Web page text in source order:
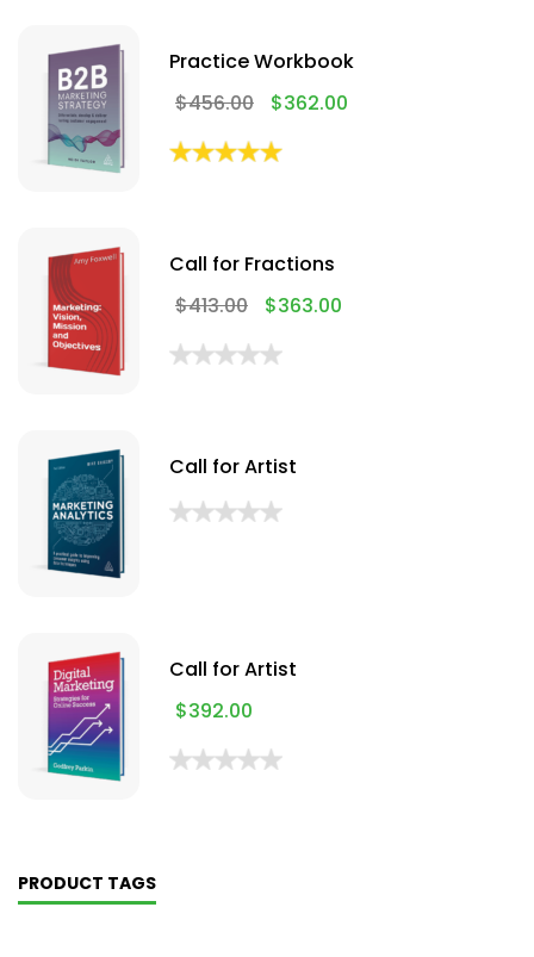
Practice Workbook
$456.00 $362.00
Call for Fractions
$413.00 $363.00
Call for Artist
Call for Artist
$392.00
PRODUCT TAGS